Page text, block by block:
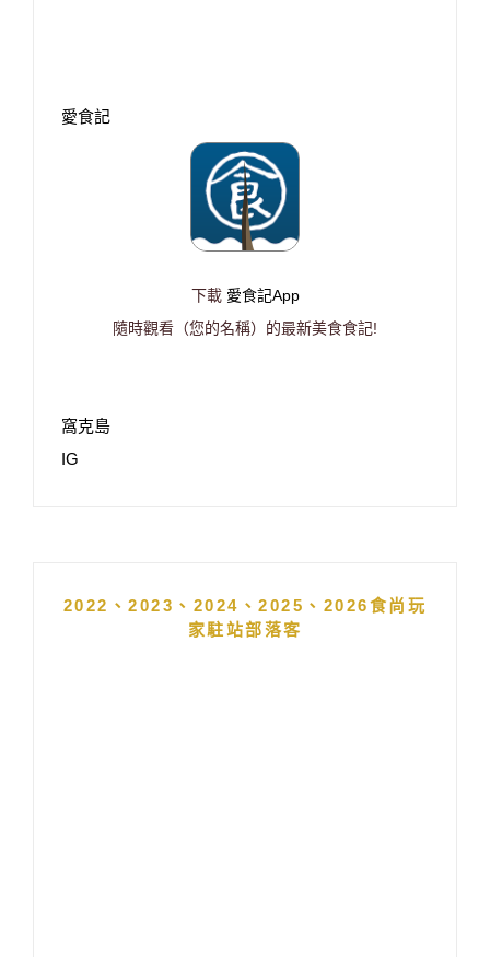
愛食記
下載 愛食記App
隨時觀看（您的名稱）的最新美食食記!
窩克島
IG
2022、2023、2024、2025、2026食尚玩
家駐站部落客